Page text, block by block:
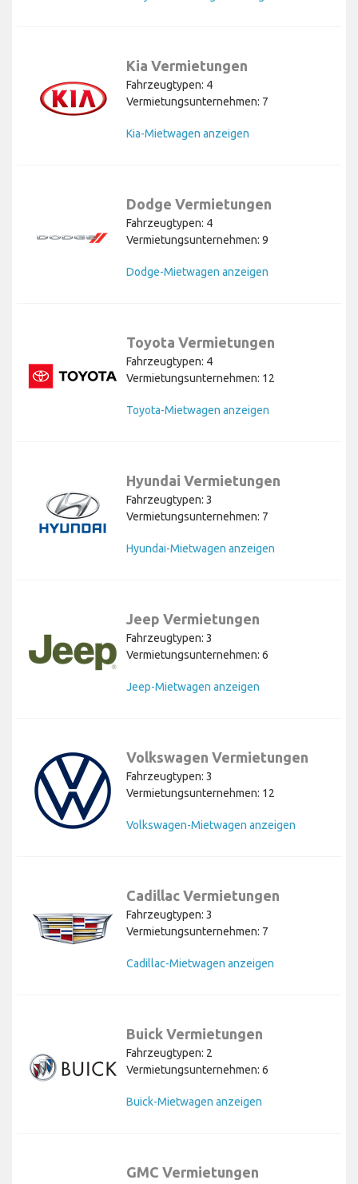
Kia Vermietungen
Fahrzeugtypen: 4
Vermietungsunternehmen: 7
Kia-Mietwagen anzeigen
Dodge Vermietungen
Fahrzeugtypen: 4
Vermietungsunternehmen: 9
Dodge-Mietwagen anzeigen
Toyota Vermietungen
Fahrzeugtypen: 4
Vermietungsunternehmen: 12
Toyota-Mietwagen anzeigen
Hyundai Vermietungen
Fahrzeugtypen: 3
Vermietungsunternehmen: 7
Hyundai-Mietwagen anzeigen
Jeep Vermietungen
Fahrzeugtypen: 3
Vermietungsunternehmen: 6
Jeep-Mietwagen anzeigen
Volkswagen Vermietungen
Fahrzeugtypen: 3
Vermietungsunternehmen: 12
Volkswagen-Mietwagen anzeigen
Cadillac Vermietungen
Fahrzeugtypen: 3
Vermietungsunternehmen: 7
Cadillac-Mietwagen anzeigen
Buick Vermietungen
Fahrzeugtypen: 2
Vermietungsunternehmen: 6
Buick-Mietwagen anzeigen
GMC Vermietungen